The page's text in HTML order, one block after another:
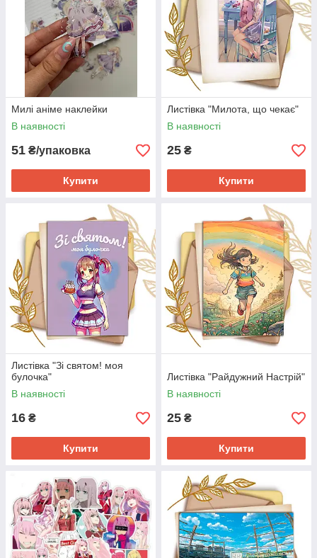
Милі аніме наклейки
В наявності
51 ₴/упаковка
Купити
Листівка "Милота, що чекає"
В наявності
25 ₴
Купити
Листівка "Зі святом! моя
булочка"
В наявності
16 ₴
Купити
Листівка "Райдужний Настрій"
В наявності
25 ₴
Купити